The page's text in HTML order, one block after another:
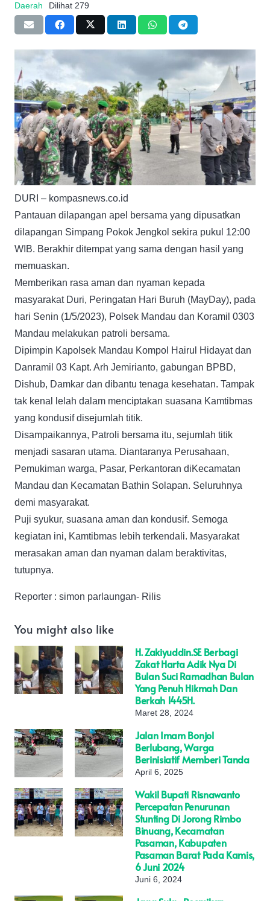
Daerah Dilihat 279
DURI – kompasnews.co.id
Pantauan dilapangan apel bersama yang dipusatkan
dilapangan Simpang Pokok Jengkol sekira pukul 12:00
WIB. Berakhir ditempat yang sama dengan hasil yang
memuaskan.
Memberikan rasa aman dan nyaman kepada
masyarakat Duri, Peringatan Hari Buruh (MayDay), pada
hari Senin (1/5/2023), Polsek Mandau dan Koramil 0303
Mandau melakukan patroli bersama.
Dipimpin Kapolsek Mandau Kompol Hairul Hidayat dan
Danramil 03 Kapt. Arh Jemirianto, gabungan BPBD,
Dishub, Damkar dan dibantu tenaga kesehatan. Tampak
tak kenal lelah dalam menciptakan suasana Kamtibmas
yang kondusif disejumlah titik.
Disampaikannya, Patroli bersama itu, sejumlah titik
menjadi sasaran utama. Diantaranya Perusahaan,
Pemukiman warga, Pasar, Perkantoran diKecamatan
Mandau dan Kecamatan Bathin Solapan. Seluruhnya
demi masyarakat.
Puji syukur, suasana aman dan kondusif. Semoga
kegiatan ini, Kamtibmas lebih terkendali. Masyarakat
merasakan aman dan nyaman dalam beraktivitas,
tutupnya.
Reporter : simon parlaungan- Rilis
You might also like
H. Zakiyuddin.SE Berbagi
Zakat Harta Adik Nya Di
Bulan Suci Ramadhan Bulan
Yang Penuh Hikmah Dan
Berkah 1445H.
Maret 28, 2024
Jalan Imam Bonjol
Berlubang, Warga
Berinisiatif Memberi Tanda
April 6, 2025
Wakil Bupati Risnawanto
Percepatan Penurunan
Stunting Di Jorong Rimbo
Binuang, Kecamatan
Pasaman, Kabupaten
Pasaman Barat Pada Kamis,
6 Juni 2024
Juni 6, 2024